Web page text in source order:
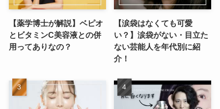
【薬学博士が解説】ベピオ
とビタミンC美容液との併
用ってありなの？
【涙袋はなくても可愛
い？】涙袋がない・目立た
ない芸能人を年代別に紹
介！